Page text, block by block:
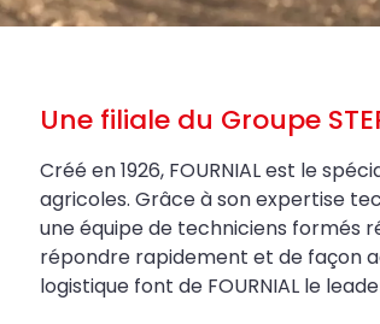
Une filiale du Groupe
Créé en 1926, FOURNIAL est le
agricoles. Grâce à son expertise
une équipe de techniciens formés
répondre rapidement et de façon
logistique font de FOURNIAL le